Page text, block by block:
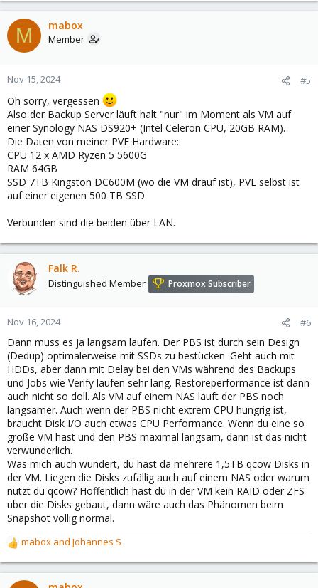
M mabox
Member
Nov 15, 2024 #5
Oh sorry, vergessen
Also der Backup Server läuft halt "nur" im Moment als VM auf
einer Synology NAS DS920+ (Intel Celeron CPU, 20GB RAM).
Die Daten von meiner PVE Hardware:
CPU 12 x AMD Ryzen 5 5600G
RAM 64GB
SSD 7TB Kingston DC600M (wo die VM drauf ist), PVE selbst ist
auf einer eigenen 500 TB SSD
Verbunden sind die beiden über LAN.
Falk R.
Distinguished Member Proxmox Subscriber
Nov 16, 2024 #6
Dann muss es ja langsam laufen. Der PBS ist durch sein Design
(Dedup) optimalerweise mit SSDs zu bestücken. Geht auch mit
HDDs, aber dann mit Delay bei den VMs während des Backups
und Jobs wie Verify laufen sehr lang. Restoreperformance ist dann
auch nicht so doll. Als VM auf einem NAS läuft der PBS noch
langsamer. Auch wenn der PBS nicht extrem CPU hungrig ist,
braucht Disk I/O auch etwas CPU Performance. Wenn du eine so
große VM hast und den PBS maximal langsam, dann ist das nicht
verwunderlich.
Was mich auch wundert, du hast da mehrere 1,5TB qcow Disks in
der VM. Liegen die Disks zufällig auch auf einem NAS oder warum
nutzt du qcow? Hoffentlich hast du in der VM kein RAID oder ZFS
über die Disks gebaut, dann wäre auch das Phänomen beim
Snapshot völlig normal.
R
e
a
c
mabox and Johannes S